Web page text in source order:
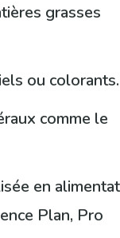
grasses
ou
comme le
en
Plan, Pro